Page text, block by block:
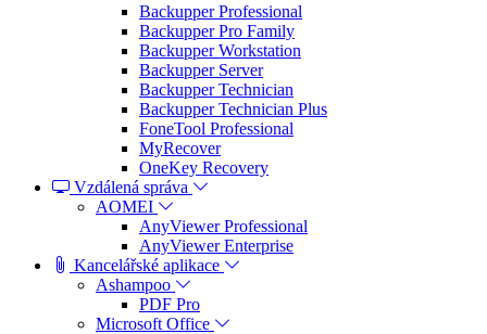
Backupper Professional
Backupper Pro Family
Backupper Workstation
Backupper Server
Backupper Technician
Backupper Technician Plus
FoneTool Professional
MyRecover
OneKey Recovery
Vzdálená správa
AOMEI
AnyViewer Professional
AnyViewer Enterprise
Kancelářské aplikace
Ashampoo
PDF Pro
Microsoft Office